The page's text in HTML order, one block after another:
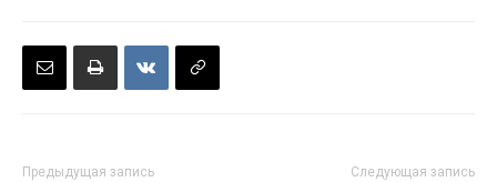
Предыдущая запись Следующая запись